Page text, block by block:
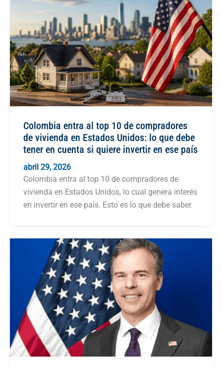
Colombia entra al top 10 de compradores
de vivienda en Estados Unidos: lo que debe
tener en cuenta si quiere invertir en ese país
abril 29, 2026
Colombia entra al top 10 de compradores de
vivienda en Estados Unidos, lo cual genera interés
en invertir en ese país. Esto es lo que debe saber.